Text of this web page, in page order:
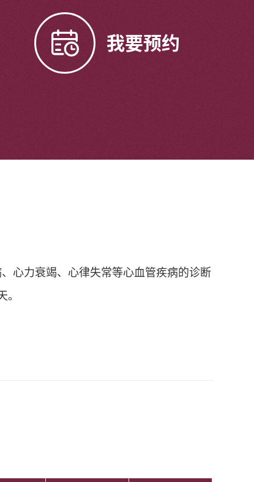
我要预约
心力衰竭、心律失常等心血管疾病的诊断